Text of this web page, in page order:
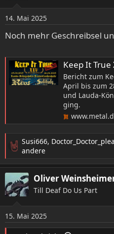
n
e
n
14. Mai 2025
Noch mehr Geschreibsel
Keep It True XXV
Bericht zum
April bis zum
und Lauda-
ging.
R
a
t
i
o
n
e
Susi666,
andere
Oliver
Till Deaf Do Us Part
15. Mai 2025